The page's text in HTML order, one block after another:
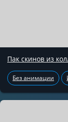
Пак скинов из
Без анимации